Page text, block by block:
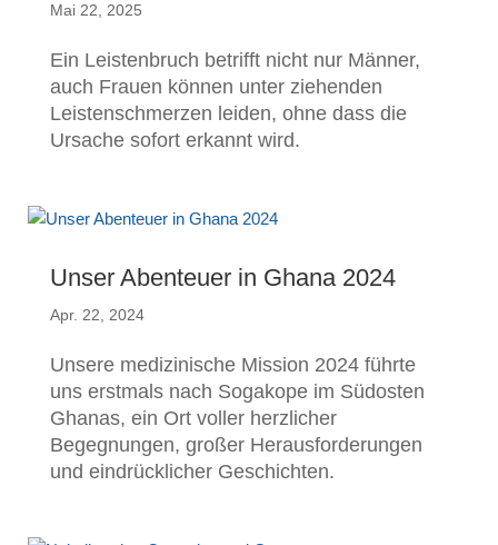
Mai 22, 2025
Ein Leistenbruch betrifft nicht nur Männer,
auch Frauen können unter ziehenden
Leistenschmerzen leiden, ohne dass die
Ursache sofort erkannt wird.
Unser Abenteuer in Ghana 2024
Apr. 22, 2024
Unsere medizinische Mission 2024 führte
uns erstmals nach Sogakope im Südosten
Ghanas, ein Ort voller herzlicher
Begegnungen, großer Herausforderungen
und eindrücklicher Geschichten.